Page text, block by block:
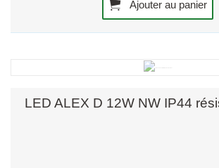
Ajouter au panier
LED ALEX D 12W NW IP44